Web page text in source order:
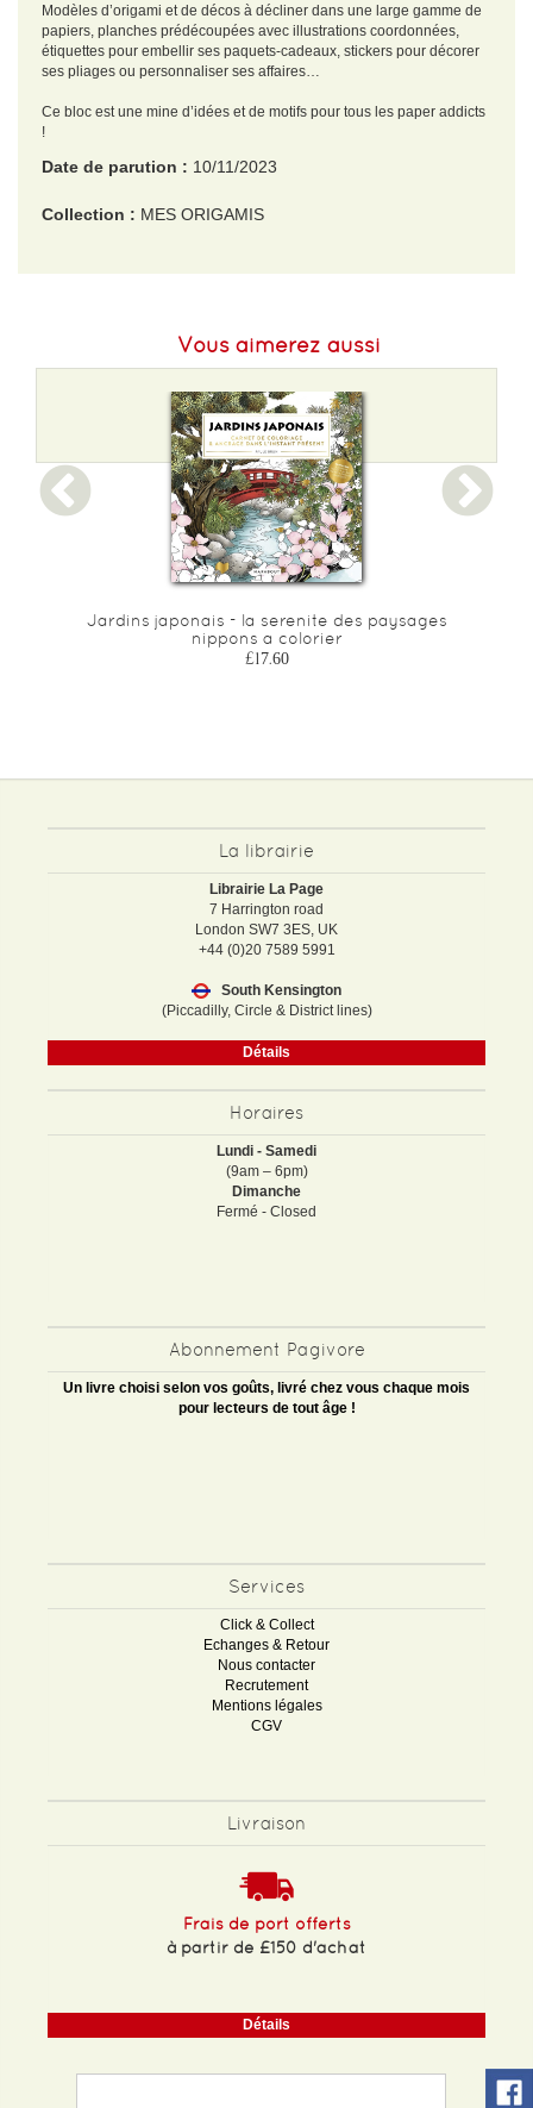
Modèles d’origami et de décos à décliner dans une large gamme de
papiers, planches prédécoupées avec illustrations coordonnées,
étiquettes pour embellir ses paquets-cadeaux, stickers pour décorer
ses pliages ou personnaliser ses affaires…
Ce bloc est une mine d’idées et de motifs pour tous les paper addicts
!
Date de parution : 10/11/2023
Collection : MES ORIGAMIS
Vous aimerez aussi
Jardins japonais - la serenite des paysages
nippons a colorier
£17.60
La librairie
Librairie La Page
7 Harrington road
London SW7 3ES, UK
+44 (0)20 7589 5991
South Kensington
(Piccadilly, Circle & District lines)
Détails
Horaires
Lundi - Samedi
(9am – 6pm)
Dimanche
Fermé - Closed
Abonnement Pagivore
Un livre choisi selon vos goûts, livré chez vous chaque mois
pour lecteurs de tout âge !
Services
Click & Collect
Echanges & Retour
Nous contacter
Recrutement
Mentions légales
CGV
Livraison
Frais de port offerts
à partir de £150 d'achat
Détails